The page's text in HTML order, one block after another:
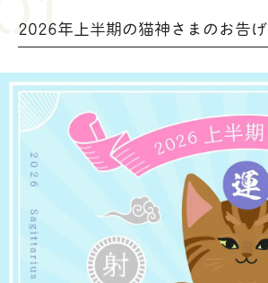
2026年上半期の猫神さまのお告げ